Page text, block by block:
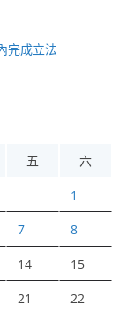
完成立法
五 六
1
7 8
14 15
21 22